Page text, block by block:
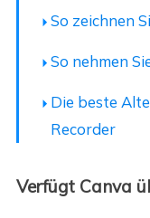
So zeichnen
So nehmen
Die beste
Recorder
Verfügt Canva